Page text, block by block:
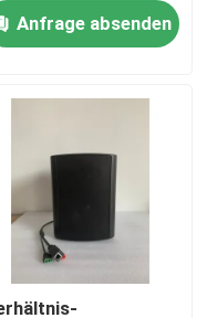
Anfrage absenden